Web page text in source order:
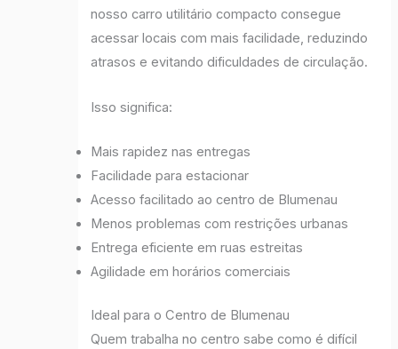
nosso carro utilitário compacto consegue
acessar locais com mais facilidade, reduzindo
atrasos e evitando dificuldades de circulação.
Isso significa:
Mais rapidez nas entregas
Facilidade para estacionar
Acesso facilitado ao centro de Blumenau
Menos problemas com restrições urbanas
Entrega eficiente em ruas estreitas
Agilidade em horários comerciais
Ideal para o Centro de Blumenau
Quem trabalha no centro sabe como é difícil